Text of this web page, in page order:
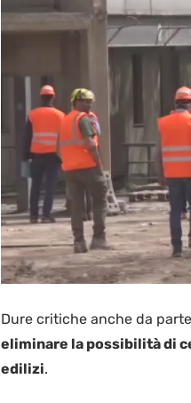
Dure critiche anche da
eliminare la possibilità di
edilizi.